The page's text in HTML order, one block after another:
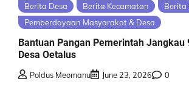
Berita Desa Berita Kecamatan
Berita
Pemberdayaan Masyarakat & Desa
Bantuan Pangan Pemerintah Jangkau
Desa Oetalus
Poldus Meomanu June 23, 2026 0